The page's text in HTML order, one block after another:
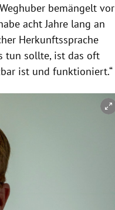
bemängelt vor
acht Jahre lang an
Herkunftssprache
tun sollte, ist das oft
ist und funktioniert.“